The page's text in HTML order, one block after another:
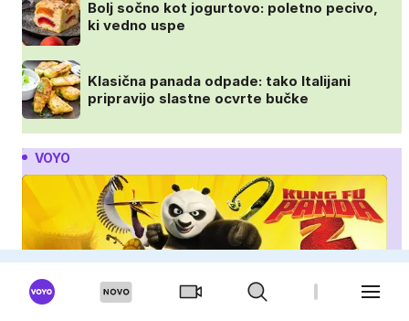
Bolj sočno kot jogurtovo: poletno pecivo,
ki vedno uspe
Klasična panada odpade: tako Italijani
pripravijo slastne ocvrte bučke
VOYO